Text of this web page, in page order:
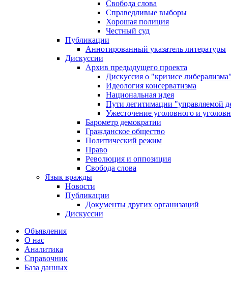
Свобода слова
Справедливые выборы
Хорошая полиция
Честный суд
Публикации
Аннотированный указатель литературы
Дискуссии
Архив предыдущего проекта
Дискуссия о "кризисе либерализма"
Идеология консерватизма
Национальная идея
Пути легитимации "управляемой
Ужесточение уголовного и
Барометр демократии
Гражданское общество
Политический режим
Право
Революция и оппозиция
Свобода слова
Язык вражды
Новости
Публикации
Документы других организаций
Дискуссии
Объявления
О нас
Аналитика
Справочник
База данных